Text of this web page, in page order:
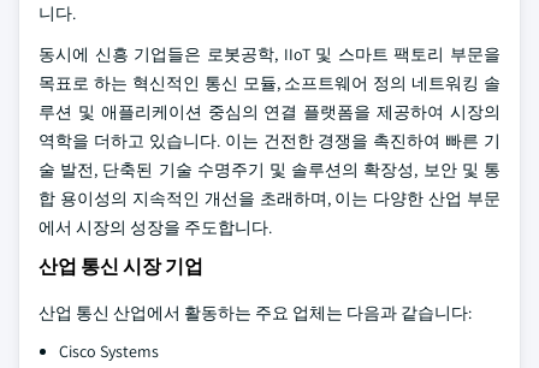
니다.
동시에 신흥 기업들은 로봇공학, IIoT 및 스마트 팩토리 부문을
목표로 하는 혁신적인 통신 모듈, 소프트웨어 정의 네트워킹 솔
루션 및 애플리케이션 중심의 연결 플랫폼을 제공하여 시장의
역학을 더하고 있습니다. 이는 건전한 경쟁을 촉진하여 빠른 기
술 발전, 단축된 기술 수명주기 및 솔루션의 확장성, 보안 및 통
합 용이성의 지속적인 개선을 초래하며, 이는 다양한 산업 부문
에서 시장의 성장을 주도합니다.
산업 통신 시장 기업
산업 통신 산업에서 활동하는 주요 업체는 다음과 같습니다:
Cisco Systems